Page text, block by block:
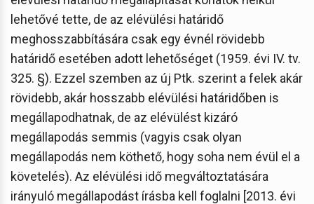
lehetővé tette, de az elévülési határidő
meghosszabbítására csak egy évnél rövidebb
határidő esetében adott lehetőséget (1959. évi IV. tv.
325. §). Ezzel szemben az új Ptk. szerint a felek akár
rövidebb, akár hosszabb elévülési határidőben is
megállapodhatnak, de az elévülést kizáró
megállapodás semmis (vagyis csak olyan
megállapodás nem köthető, hogy soha nem évül el a
követelés). Az elévülési idő megváltoztatására
irányuló megállapodást írásba kell foglalni [2013. évi